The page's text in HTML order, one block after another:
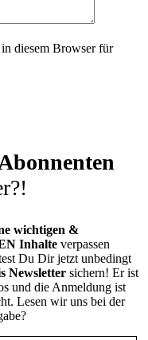
diesem Browser für
wichtigen &
Inhalte verpassen
Du Dir jetzt unbedingt
Newsletter sichern! Er ist
und die Anmeldung ist
Lesen wir uns bei der